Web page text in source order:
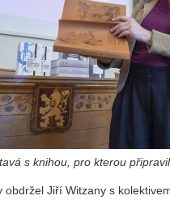
s knihou, pro kterou
obdržel Jiří Witzany s